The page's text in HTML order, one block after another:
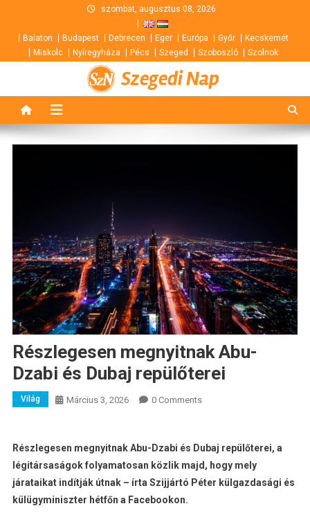
content
szombat, augusztus 08, 2026
Balaton Budapest Debrecen Eger Európa Győr
Kecskemét
Miskolc
Nyíregyháza Pécs Szeged Szoboszló Szolnok
Szegedi Nap
Részlegesen megnyitnak Abu-
Dzabi és Dubaj repülőterei
Világ Március 3, 2026 0 Comments
Részlegesen megnyitnak Abu-Dzabi és Dubaj repülőterei, a
légitársaságok folyamatosan közlik majd, hogy mely
járataikat indítják útnak – írta Szijjártó Péter külgazdasági és
külügyminiszter hétfőn a Facebookon.